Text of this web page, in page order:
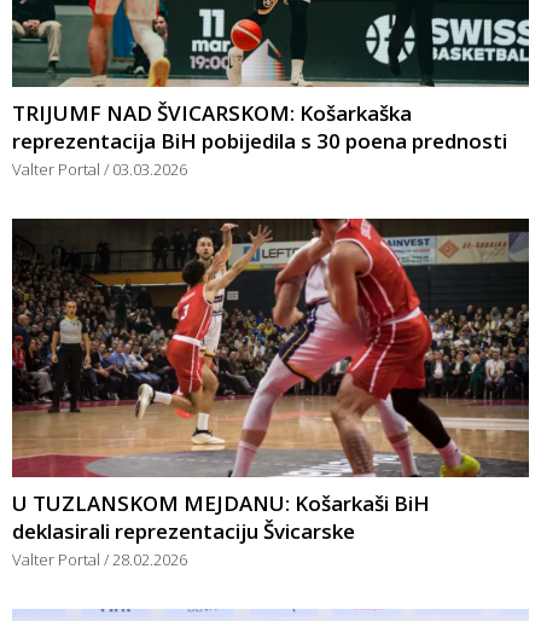
TRIJUMF NAD ŠVICARSKOM: Košarkaška
reprezentacija BiH pobijedila s 30 poena prednosti
Valter Portal 03.03.2026
U TUZLANSKOM MEJDANU: Košarkaši BiH
deklasirali reprezentaciju Švicarske
Valter Portal 28.02.2026